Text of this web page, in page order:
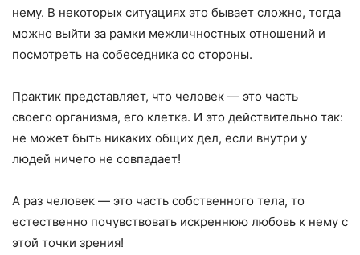
нему. В некоторых ситуациях это бывает сложно, тогда
можно выйти за рамки межличностных отношений и
посмотреть на собеседника со стороны.
Практик представляет, что человек — это часть
своего организма, его клетка. И это действительно так:
не может быть никаких общих дел, если внутри у
людей ничего не совпадает!
А раз человек — это часть собственного тела, то
естественно почувствовать искреннюю любовь к нему с
этой точки зрения!